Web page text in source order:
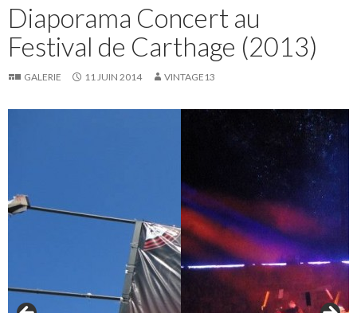
Diaporama Concert au
Festival de Carthage (2013)
GALERIE 11 JUIN 2014 VINTAGE13